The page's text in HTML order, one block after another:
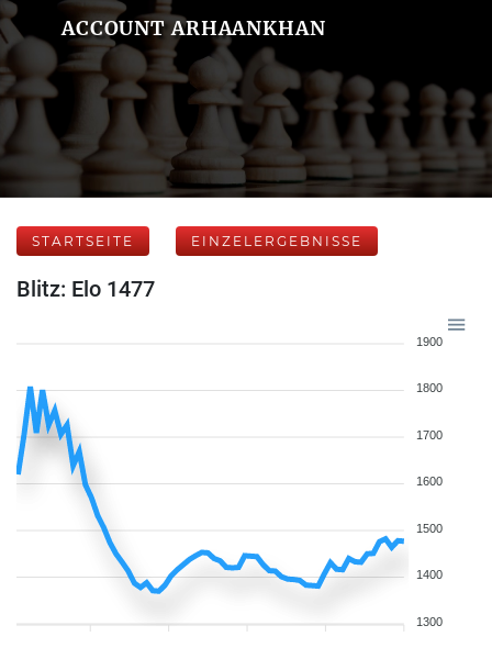
ACCOUNT ARHAANKHAN
STARTSEITE EINZELERGEBNISSE
Blitz: Elo 1477
1900
1800
1700
1600
1500
1400
1300